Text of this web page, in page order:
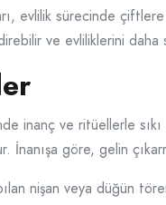
evlilik sürecinde
ve evliliklerini
inanç ve ritüellerle
İnanışa göre, gelin
nişan veya düğün